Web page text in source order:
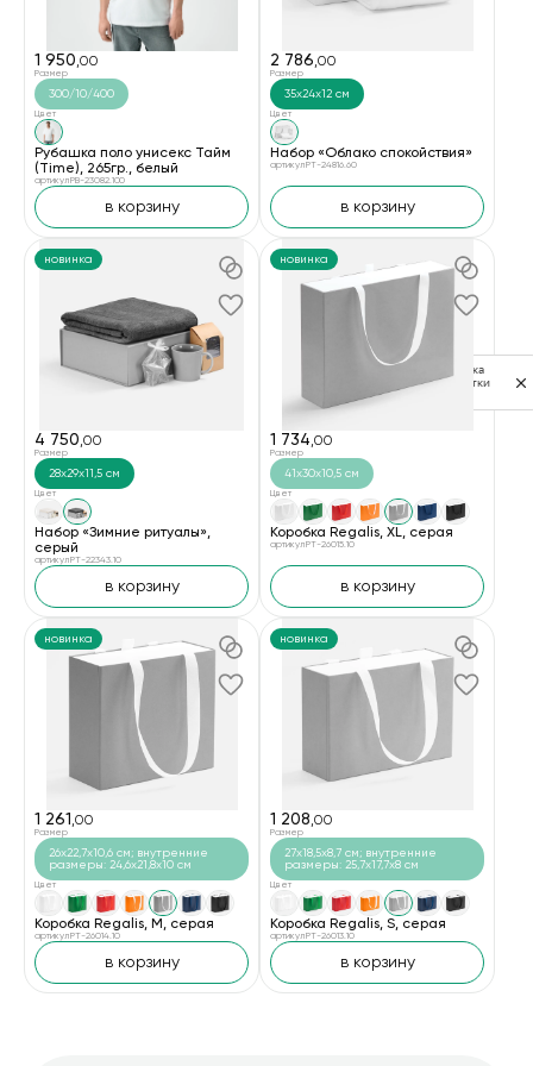
1 950,00
Размер
300/10/400
Цвет
Рубашка поло унисекс Тайм
(Time), 265гр., белый
артикул PB-23082.100
в корзину
2 786,00
Размер
35х24х12 см
Цвет
Набор «Облако спокойствия»
артикул PT-24816.60
в корзину
новинка
4 750,00
Размер
28x29x11,5 см
Цвет
Набор «Зимние ритуалы»,
серый
артикул PT-22343.10
в корзину
новинка
1 734,00
Размер
41x30x10,5 см
Цвет
Коробка Regalis, XL, серая
артикул PT-26015.10
в корзину
новинка
1 261,00
Размер
26x22,7x10,6 см; внутренние
размеры: 24,6x21,8x10 см
Цвет
Коробка Regalis, M, серая
артикул PT-26014.10
в корзину
новинка
1 208,00
Размер
27x18,5x8,7 см; внутренние
размеры: 25,7x17,7x8 см
Цвет
Коробка Regalis, S, серая
артикул PT-26013.10
в корзину
Политика
обработки